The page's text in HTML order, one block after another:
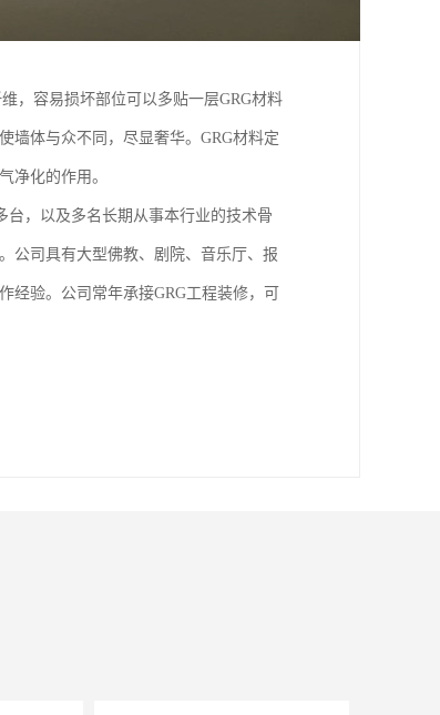
，容易损坏部位可以多贴一层GRG材料
墙体与众不同，尽显奢华。GRG材料定
净化的作用。
台，以及多名长期从事本行业的技术骨
公司具有大型佛教、剧院、音乐厅、报
验。公司常年承接GRG工程装修，可